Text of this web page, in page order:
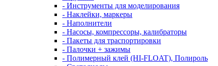
- Инструменты для моделирования
- Наклейки, маркеры
- Наполнители
- Насосы, компрессоры, калибраторы
- Пакеты для траспортировки
- Палочки + зажимы
- Полимерный клей (HI-FLOAT), Полироль